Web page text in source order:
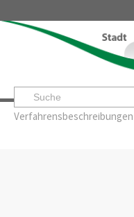
Startseite»
Verfahrensbeschreibungen
Leben & Erleben